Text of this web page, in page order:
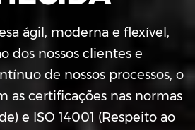
ágil, moderna e flexível,
dos nossos clientes e
de nossos processos, o
as certificações nas normas
e ISO 14001 (Respeito ao